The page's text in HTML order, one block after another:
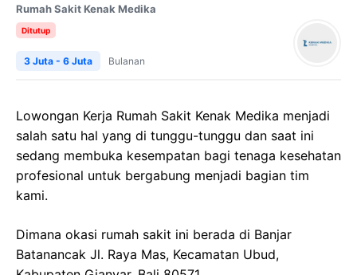
Rumah Sakit Kenak Medika
Ditutup
3 Juta - 6 Juta Bulanan
Lowongan Kerja Rumah Sakit Kenak Medika menjadi
salah satu hal yang di tunggu-tunggu dan saat ini
sedang membuka kesempatan bagi tenaga kesehatan
profesional untuk bergabung menjadi bagian tim
kami.
Dimana okasi rumah sakit ini berada di Banjar
Batanancak Jl. Raya Mas, Kecamatan Ubud,